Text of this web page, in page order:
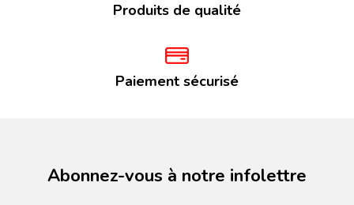
Produits de qualité
Paiement sécurisé
Abonnez-vous à notre infolettre